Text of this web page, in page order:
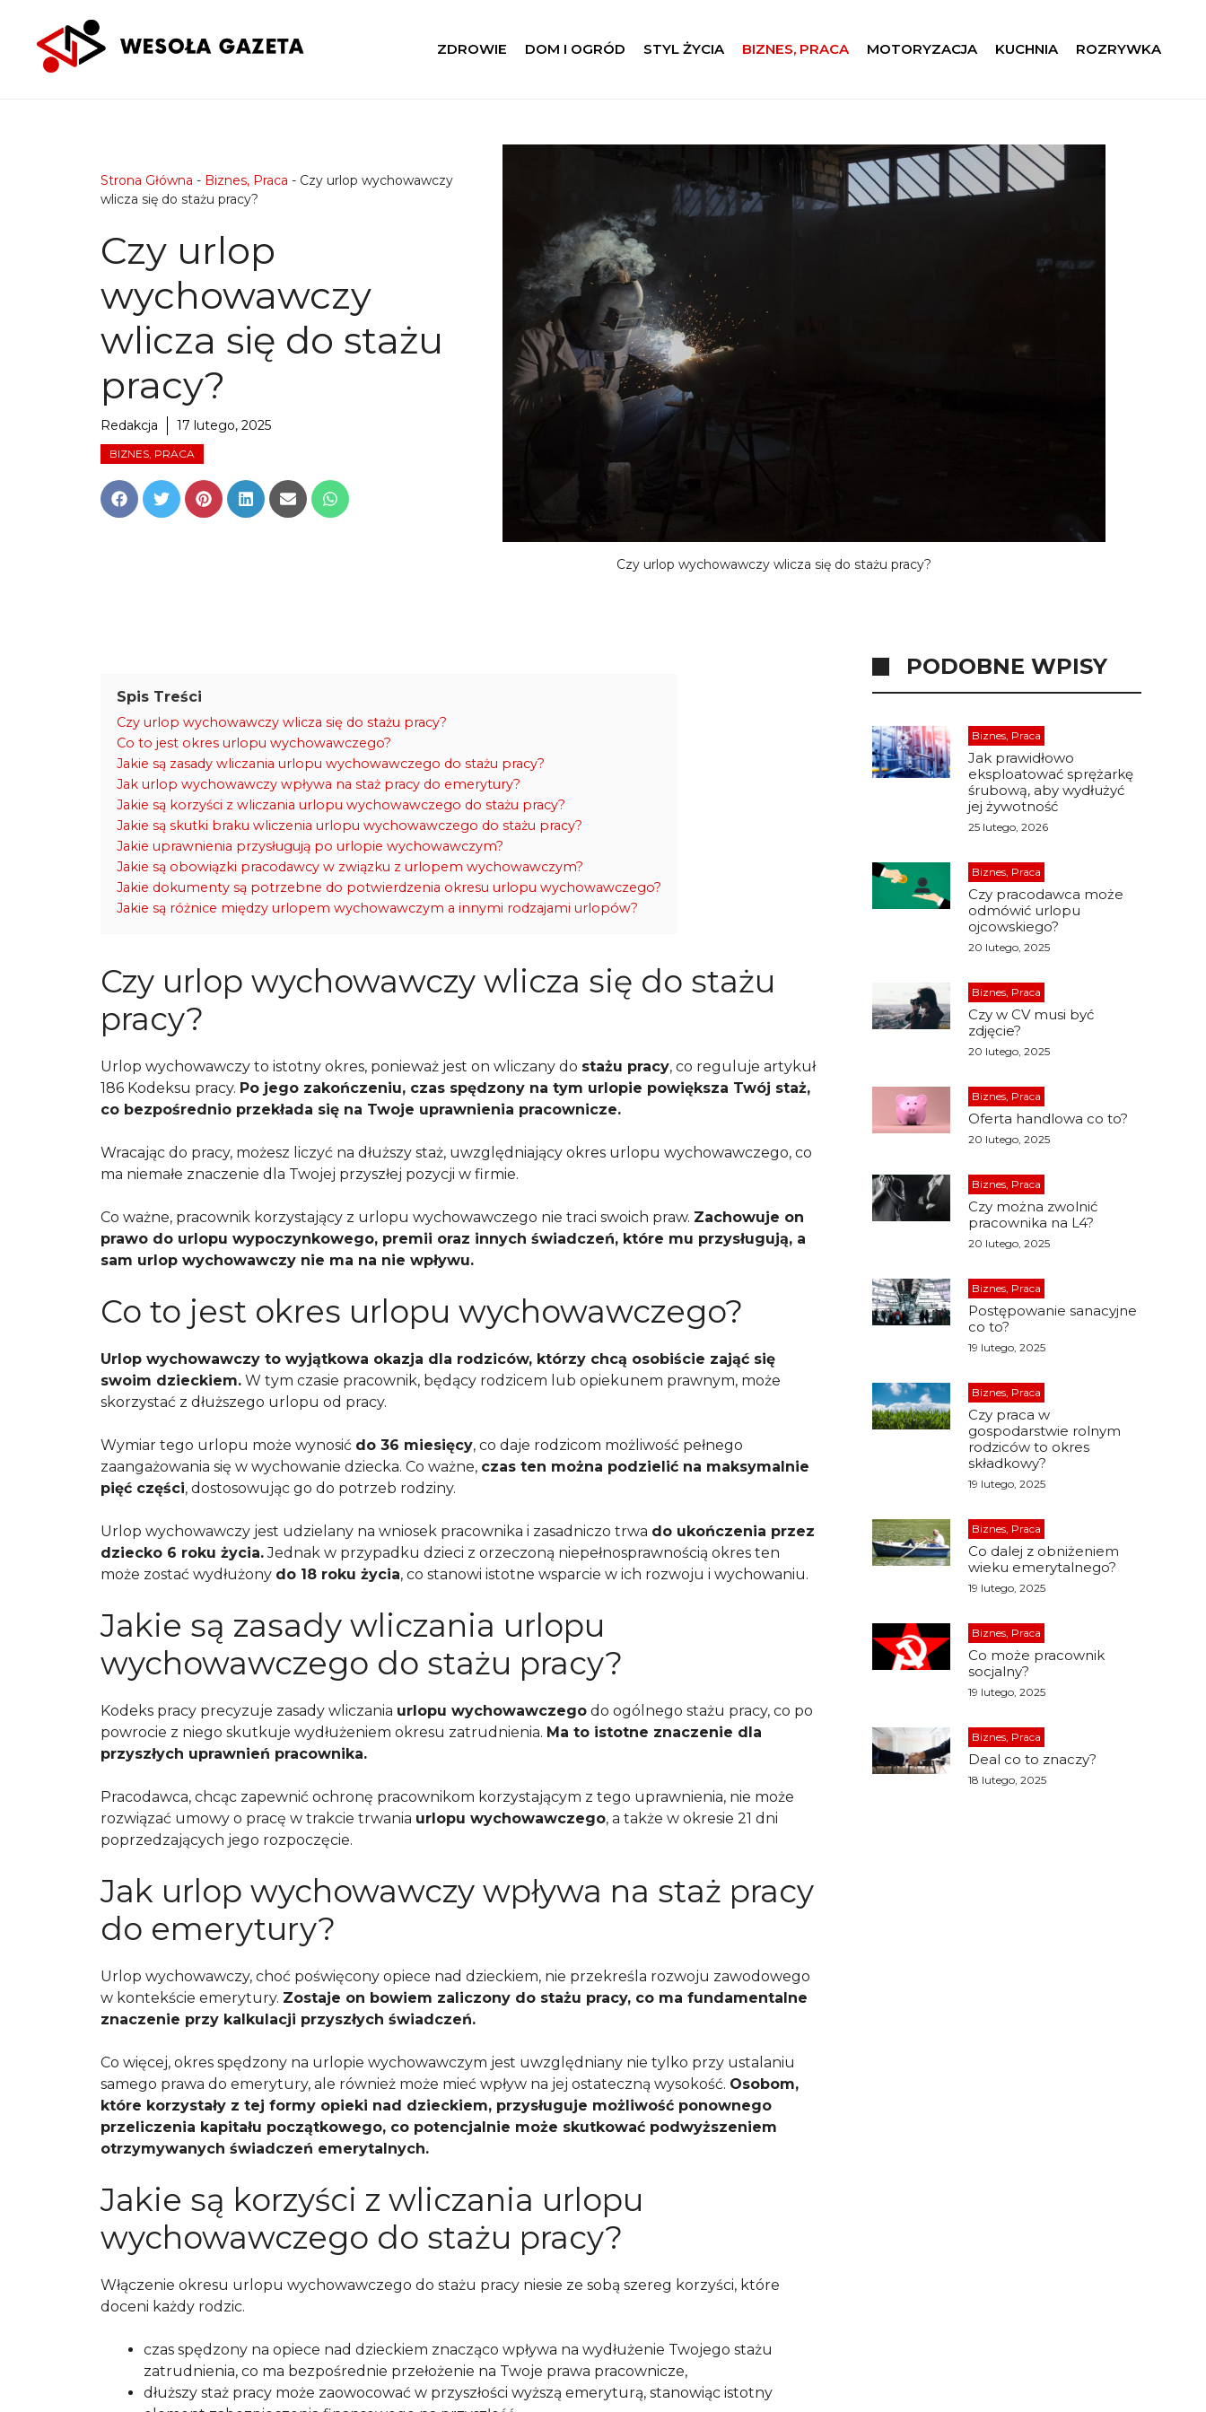
treści
ZDROWIE DOM I OGRÓD STYL ŻYCIA BIZNES, PRACA MOTORYZACJA KUCHNIA ROZRYWKA
Strona Główna - Biznes, Praca - Czy urlop wychowawczy
wlicza się do stażu pracy?
Czy urlop
wychowawczy
wlicza się do stażu
pracy?
Redakcja 17 lutego, 2025
BIZNES, PRACA
Share
on
Share
on
Share
on
Share
on
Share
on
Share
on
Czy urlop wychowawczy wlicza się do stażu pracy?
Spis Treści
Czy urlop wychowawczy wlicza się do stażu pracy?
Co to jest okres urlopu wychowawczego?
Jakie są zasady wliczania urlopu wychowawczego do stażu pracy?
Jak urlop wychowawczy wpływa na staż pracy do emerytury?
Jakie są korzyści z wliczania urlopu wychowawczego do stażu pracy?
Jakie są skutki braku wliczenia urlopu wychowawczego do stażu pracy?
Jakie uprawnienia przysługują po urlopie wychowawczym?
Jakie są obowiązki pracodawcy w związku z urlopem wychowawczym?
Jakie dokumenty są potrzebne do potwierdzenia okresu urlopu wychowawczego?
Jakie są różnice między urlopem wychowawczym a innymi rodzajami urlopów?
Czy urlop wychowawczy wlicza się do stażu
pracy?
Urlop wychowawczy to istotny okres, ponieważ jest on wliczany do stażu pracy, co reguluje artykuł
186 Kodeksu pracy. Po jego zakończeniu, czas spędzony na tym urlopie powiększa Twój staż,
co bezpośrednio przekłada się na Twoje uprawnienia pracownicze.
Wracając do pracy, możesz liczyć na dłuższy staż, uwzględniający okres urlopu wychowawczego, co
ma niemałe znaczenie dla Twojej przyszłej pozycji w firmie.
Co ważne, pracownik korzystający z urlopu wychowawczego nie traci swoich praw. Zachowuje on
prawo do urlopu wypoczynkowego, premii oraz innych świadczeń, które mu przysługują, a
sam urlop wychowawczy nie ma na nie wpływu.
Co to jest okres urlopu wychowawczego?
Urlop wychowawczy to wyjątkowa okazja dla rodziców, którzy chcą osobiście zająć się
swoim dzieckiem. W tym czasie pracownik, będący rodzicem lub opiekunem prawnym, może
skorzystać z dłuższego urlopu od pracy.
Wymiar tego urlopu może wynosić do 36 miesięcy, co daje rodzicom możliwość pełnego
zaangażowania się w wychowanie dziecka. Co ważne, czas ten można podzielić na maksymalnie
pięć części, dostosowując go do potrzeb rodziny.
Urlop wychowawczy jest udzielany na wniosek pracownika i zasadniczo trwa do ukończenia przez
dziecko 6 roku życia.Jednak w przypadku dzieci z orzeczoną niepełnosprawnością okres ten
może zostać wydłużony do 18 roku życia, co stanowi istotne wsparcie w ich rozwoju i wychowaniu.
Jakie są zasady wliczania urlopu
wychowawczego do stażu pracy?
Kodeks pracy precyzuje zasady wliczania urlopu wychowawczego do ogólnego stażu pracy, co po
powrocie z niego skutkuje wydłużeniem okresu zatrudnienia. Ma to istotne znaczenie dla
przyszłych uprawnień pracownika.
Pracodawca, chcąc zapewnić ochronę pracownikom korzystającym z tego uprawnienia, nie może
rozwiązać umowy o pracę w trakcie trwania urlopu wychowawczego, a także w okresie 21 dni
poprzedzających jego rozpoczęcie.
Jak urlop wychowawczy wpływa na staż pracy
do emerytury?
Urlop wychowawczy, choć poświęcony opiece nad dzieckiem, nie przekreśla rozwoju zawodowego
w kontekście emerytury. Zostaje on bowiem zaliczony do stażu pracy, co ma fundamentalne
znaczenie przy kalkulacji przyszłych świadczeń.
Co więcej, okres spędzony na urlopie wychowawczym jest uwzględniany nie tylko przy ustalaniu
samego prawa do emerytury, ale również może mieć wpływ na jej ostateczną wysokość. Osobom,
które korzystały z tej formy opieki nad dzieckiem, przysługuje możliwość ponownego
przeliczenia kapitału początkowego, co potencjalnie może skutkować podwyższeniem
otrzymywanych świadczeń emerytalnych.
Jakie są korzyści z wliczania urlopu
wychowawczego do stażu pracy?
Włączenie okresu urlopu wychowawczego do stażu pracy niesie ze sobą szereg korzyści, które
doceni każdy rodzic.
czas spędzony na opiece nad dzieckiem znacząco wpływa na wydłużenie Twojego stażu
zatrudnienia, co ma bezpośrednie przełożenie na Twoje prawa pracownicze,
dłuższy staż pracy może zaowocować w przyszłości wyższą emeryturą, stanowiąc istotny
PODOBNE WPISY
Biznes, Praca
Jak prawidłowo
eksploatować sprężarkę
śrubową, aby wydłużyć
jej żywotność
25 lutego, 2026
Biznes, Praca
Czy pracodawca może
odmówić urlopu
ojcowskiego?
20 lutego, 2025
Biznes, Praca
Czy w CV musi być
zdjęcie?
20 lutego, 2025
Biznes, Praca
Oferta handlowa co to?
20 lutego, 2025
Biznes, Praca
Czy można zwolnić
pracownika na L4?
20 lutego, 2025
Biznes, Praca
Postępowanie sanacyjne
co to?
19 lutego, 2025
Biznes, Praca
Czy praca w
gospodarstwie rolnym
rodziców to okres
składkowy?
19 lutego, 2025
Biznes, Praca
Co dalej z obniżeniem
wieku emerytalnego?
19 lutego, 2025
Biznes, Praca
Co może pracownik
socjalny?
19 lutego, 2025
Biznes, Praca
Deal co to znaczy?
18 lutego, 2025